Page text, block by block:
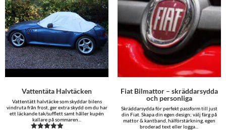
Vattentäta Halvtäcken
Vattentätt halvtäcke som skyddar bilens
vindruta från frost, ger extra skydd om du har
ett läckande tak/sufflett samt håller kupén
kallare på sommaren...
Fiat Bilmattor – skräddarsydda
och personliga
Skräddarsydda för perfekt passform till just
din Fiat. Skapa din egen design; välj färg på
mattor & kantband, hälförstärkning, egen
broderad text eller logga...